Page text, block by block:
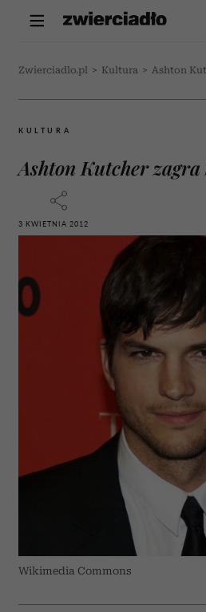
Zwierciadlo.pl > Kultura > Ashton
KULTURA
Ashton Kutcher zagra
3 KWIETNIA 2012
Wikimedia Commons